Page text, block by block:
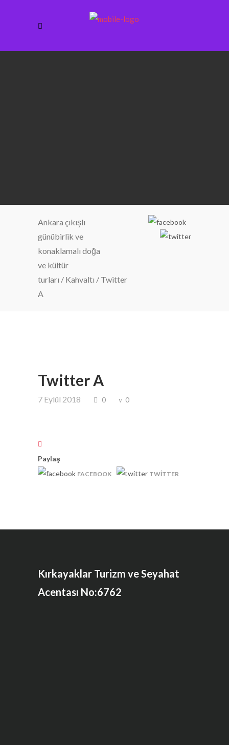
Ankara çıkışlı
günübirlik ve
konaklamalı doğa
ve kültür
turları / Kahvaltı / Twitter
A
Twitter A
7 Eylül 2018 0 0
Paylaş
FACEBOOK TWITTER
Kırkayaklar Turizm ve Seyahat
Acentası No:6762